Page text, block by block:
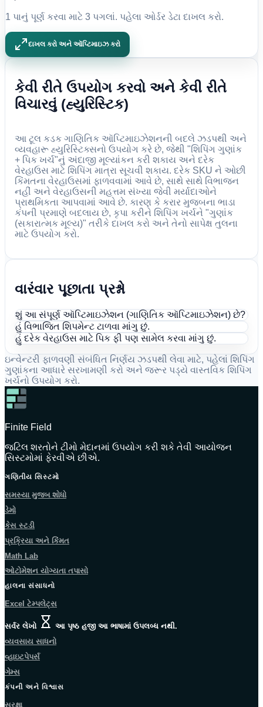
1 પાનું પૂર્ણ કરવા માટે 3 પગલાં. પહેલા ઓર્ડર ડેટા દાખલ કરો.
દાખલ કરો અને ઑપ્ટિમાઇઝ કરો
કેવી રીતે ઉપયોગ કરવો અને કેવી રીતે
વિચારવું (હ્યુરિસ્ટિક)
આ ટૂલ કડક ગાણિતિક ઑપ્ટિમાઇઝેશનની બદલે ઝડપથી અને
વ્યવહારૂ હ્યુરિસ્ટિક્સનો ઉપયોગ કરે છે, જેથી "શિપિંગ ગુણાંક
+ પિક ખર્ચ"નું અંદાજી મૂલ્યાંકન કરી શકાય અને દરેક
વેરહાઉસ માટે શિપિંગ માત્રા સૂચવી શકાય. દરેક SKU ને ઓછી
કિંમતના વેરહાઉસમાં ફાળવવામાં આવે છે, સાથે સાથે વિભાજન
નહીં અને વેરહાઉસની મહત્તમ સંખ્યા જેવી મર્યાદાઓને
પ્રાથમિકતા આપવામાં આવે છે. કારણ કે કરાર મુજબના ભાડા
કંપની પ્રમાણે બદલાય છે, કૃપા કરીને શિપિંગ ખર્ચને "ગુણાંક
(સકારાત્મક મૂલ્ય)" તરીકે દાખલ કરો અને તેનો સાપેક્ષ તુલના
માટે ઉપયોગ કરો.
વારંવાર પૂછાતા પ્રશ્નો
શું આ સંપૂર્ણ ઑપ્ટિમાઇઝેશન (ગાણિતિક ઑપ્ટિમાઇઝેશન) છે?
હું વિભાજિત શિપમેન્ટ ટાળવા માંગુ છું.
હું દરેક વેરહાઉસ માટે પિક ફી પણ સામેલ કરવા માંગુ છું.
ઇન્વેન્ટરી ફાળવણી સંબંધિત નિર્ણય ઝડપથી લેવા માટે, પહેલાં શિપિંગ
ગુણાંકના આધારે સરખામણી કરો અને જરૂર પડ્યે વાસ્તવિક શિપિંગ
ખર્ચનો ઉપયોગ કરો.
Finite Field
જટિલ શરતોને ટીમો મેદાનમાં ઉપયોગ કરી શકે તેવી આયોજન
સિસ્ટમોમાં ફેરવીએ છીએ.
ગણિતીય સિસ્ટમો
સમસ્યા મુજબ શોધો
ડેમો
કેસ સ્ટડી
પ્રક્રિયા અને કિંમત
Math Lab
ઓટોમેશન યોગ્યતા તપાસો
હાલના સંસાધનો
Excel ટેમ્પલેટ્સ
સર્વર લેખો
આ પૃષ્ઠ હજી આ ભાષામાં ઉપલબ્ધ નથી.
વ્યવસાય સાધનો
વ્હાઇટપેપર્સ
ગેમ્સ
કંપની અને વિશ્વાસ
સુરક્ષા